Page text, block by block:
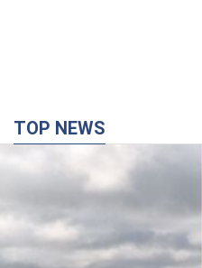
Дрони уразили НПЗ у
відео
Місцеві активно публікували